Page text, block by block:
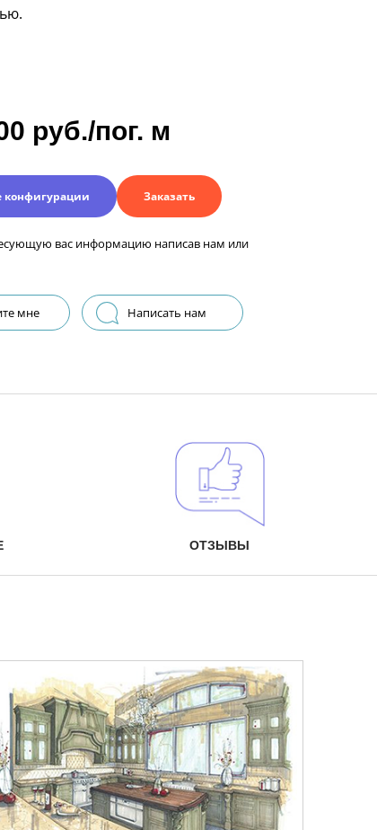
руб./пог. м
Заказать
вас информацию написав нам или
мне Написать нам
ОТЗЫВЫ